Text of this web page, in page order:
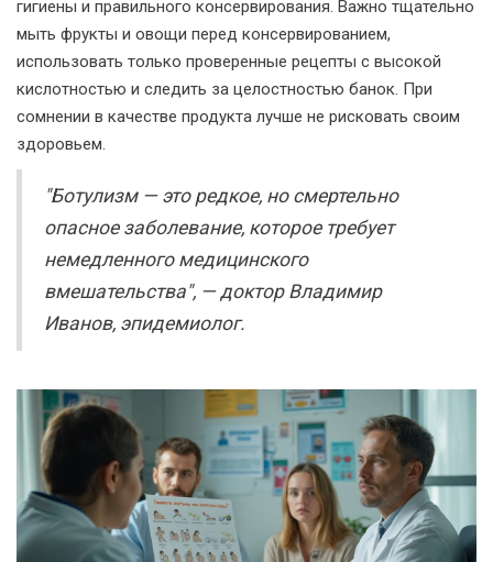
гигиены и правильного консервирования. Важно тщательно
мыть фрукты и овощи перед консервированием,
использовать только проверенные рецепты с высокой
кислотностью и следить за целостностью банок. При
сомнении в качестве продукта лучше не рисковать своим
здоровьем.
"Ботулизм — это редкое, но смертельно
опасное заболевание, которое требует
немедленного медицинского
вмешательства", — доктор Владимир
Иванов, эпидемиолог.